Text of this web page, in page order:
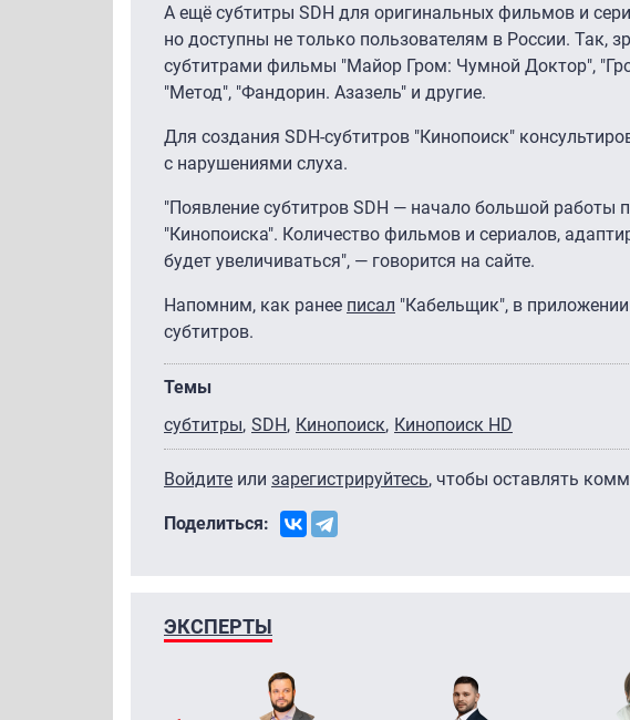
А ещё субтитры SDH для оригинальных фильмов и
но доступны не только пользователям в России. Так,
субтитрами фильмы "Майор Гром: Чумной Доктор",
"Метод", "Фандорин. Азазель" и другие.
Для создания SDH-субтитров "Кинопоиск"
с нарушениями слуха.
"Появление субтитров SDH — начало большой работы
"Кинопоиска". Количество фильмов и сериалов,
будет увеличиваться", — говорится на сайте.
Напомним, как ранее писал "Кабельщик", в
субтитров.
Темы
субтитры SDH Кинопоиск Кинопоиск HD
Войдите или зарегистрируйтесь, чтобы оставлять
Поделиться:
ЭКСПЕРТЫ